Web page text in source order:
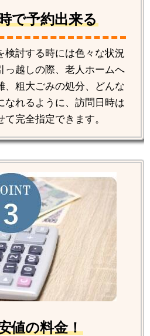
で予約出来る
検討する時には色々な状況
っ越しの際、老人ホームへ
、粗大ごみの処分、どんな
なれるように、訪問日時は
完全指定できます。
値の料金！